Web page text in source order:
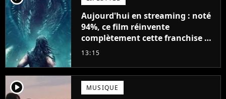
Aujourd'hui en streaming : noté
94%, ce film réinvente
complètement cette franchise de
science-fiction vieille de 40 ans
13:15
player2 MUSIQUE